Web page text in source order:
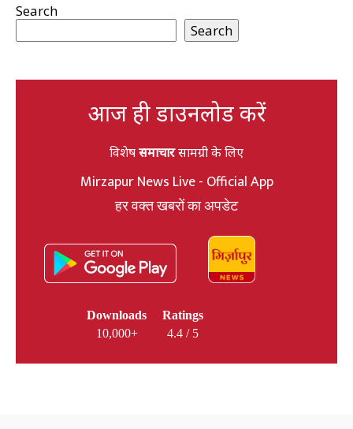
Search
Search
आज ही डाउनलोड करें
विशेषसमाचारसामग्री के लिए
Mirzapur News Live - Official App
हर वक्त खबरों का अपडेट
Downloads
10,000+
Ratings
4.4 / 5